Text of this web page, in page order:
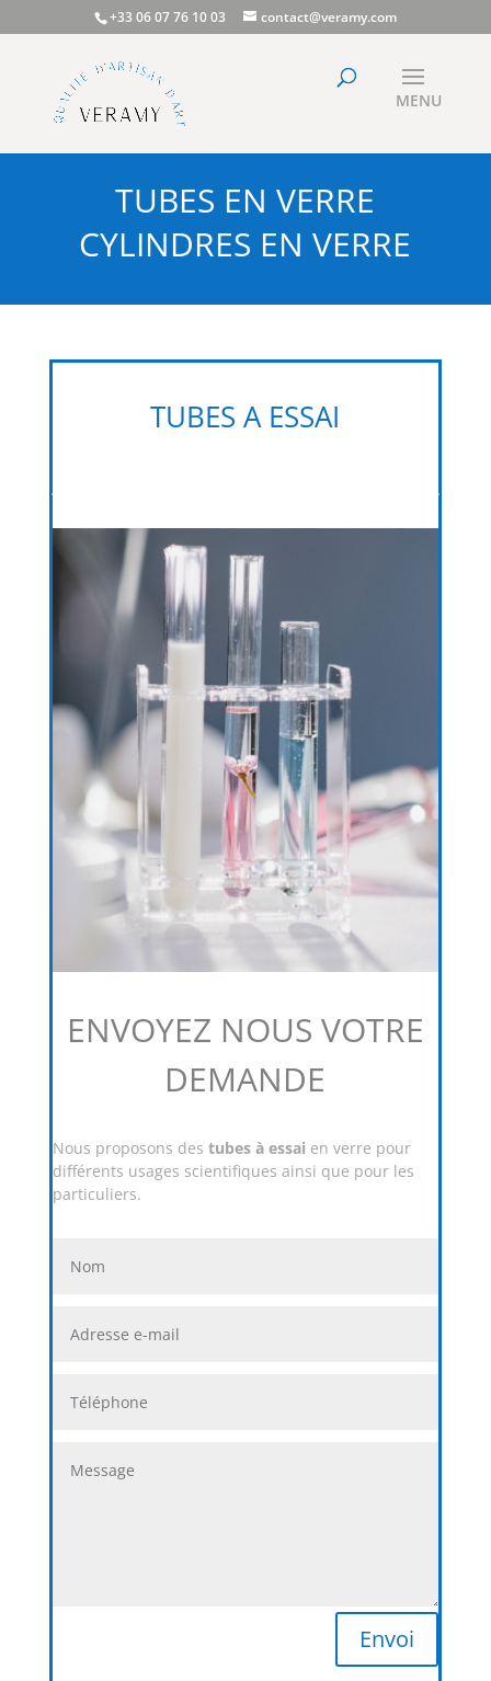
+33 06 07 76 10 03 contact@veramy.com
TUBES EN VERRE
CYLINDRES EN VERRE
TUBES A ESSAI
ENVOYEZ NOUS VOTRE
DEMANDE
Nous proposons des tubes à essai en verre pour
différents usages scientifiques ainsi que pour les
particuliers.
Envoi